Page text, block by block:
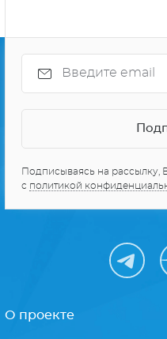
Подписываясь на рассылку,
с политикой
О проекте